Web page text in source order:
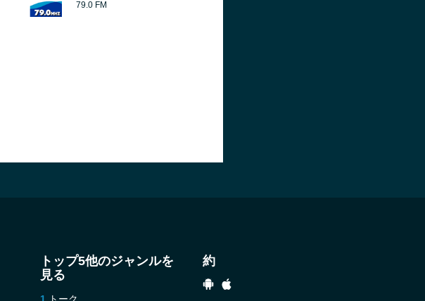
79.0 FM
トップ5他のジャンルを
見る
トーク
約